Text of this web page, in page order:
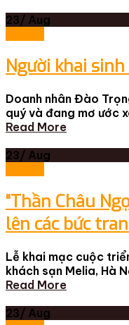
23/ Aug
Người khai
Doanh nhân Đào
quý và đang mơ ước
Read More
23/ Aug
“Thần Châu
lên các bức
Lễ khai mạc cuộc
khách sạn Melia, Hà
Read More
23/ Aug